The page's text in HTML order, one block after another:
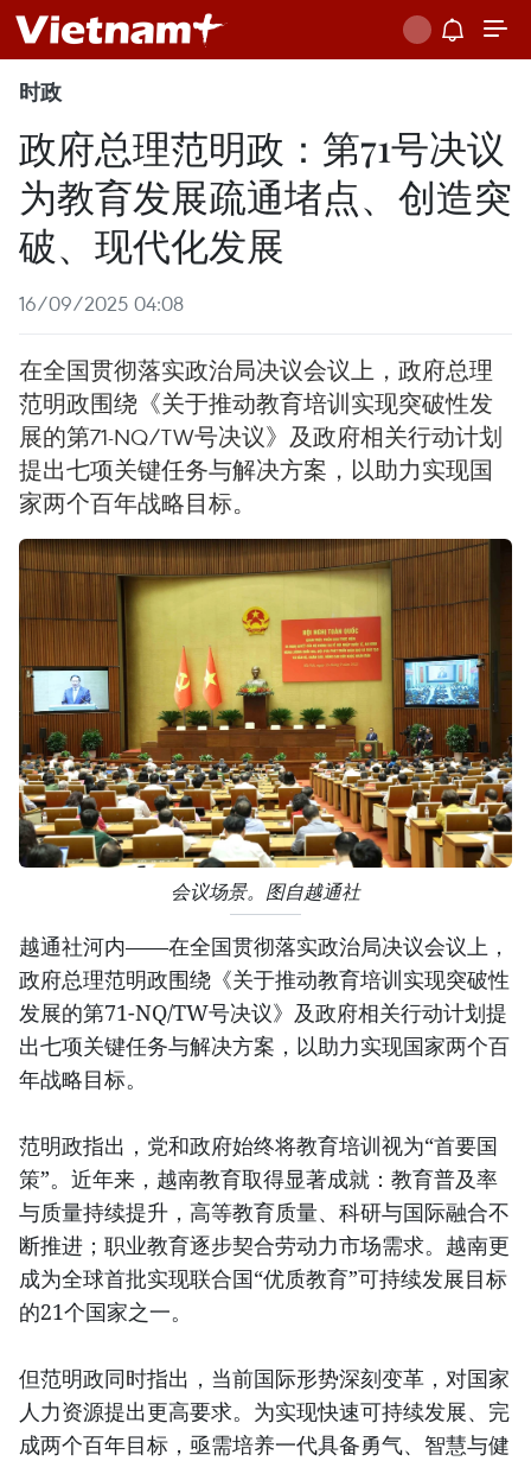
时政
政府总理范明政：第71号决议
为教育发展疏通堵点、创造突
破、现代化发展
16/09/2025 04:08
在全国贯彻落实政治局决议会议上，政府总理
范明政围绕《关于推动教育培训实现突破性发
展的第71-NQ/TW号决议》及政府相关行动计划
提出七项关键任务与解决方案，以助力实现国
家两个百年战略目标。
会议场景。图自越通社
越通社河内——在全国贯彻落实政治局决议会议上，
政府总理范明政围绕《关于推动教育培训实现突破性
发展的第71-NQ/TW号决议》及政府相关行动计划提
出七项关键任务与解决方案，以助力实现国家两个百
年战略目标。
范明政指出，党和政府始终将教育培训视为“首要国
策”。近年来，越南教育取得显著成就：教育普及率
与质量持续提升，高等教育质量、科研与国际融合不
断推进；职业教育逐步契合劳动力市场需求。越南更
成为全球首批实现联合国“优质教育”可持续发展目标
的21个国家之一。
但范明政同时指出，当前国际形势深刻变革，对国家
人力资源提出更高要求。为实现快速可持续发展、完
成两个百年目标，亟需培养一代具备勇气、智慧与健